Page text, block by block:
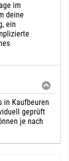
im
deine
ein
in Kaufbeuren
geprüft
je nach